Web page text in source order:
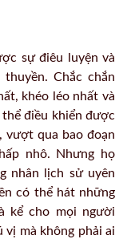
sự điêu luyện và
Chắc chắn
khéo léo nhất và
điều khiển được
vượt qua bao đoạn
nhô. Nhưng họ
nhân lịch sử uyên
có thể hát những
kể cho mọi người
vị mà không phải ai